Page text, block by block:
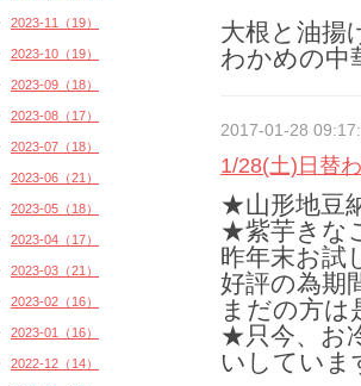
大根と油揚
わかめの中
2017-01-28
1/28(土)日替
★山形地豆
★紫芋きな
昨年末お試
好評の為期
まだの方は
★只今、お
いしていま
2023-11（19）
2023-10（19）
2023-09（18）
2023-08（17）
2023-07（18）
2023-06（21）
2023-05（18）
2023-04（17）
2023-03（21）
2023-02（16）
2023-01（16）
2022-12（14）